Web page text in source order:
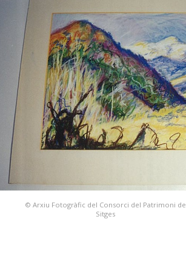
© Arxiu Fotogràfic del Consorci del Patrimoni de
Sitges